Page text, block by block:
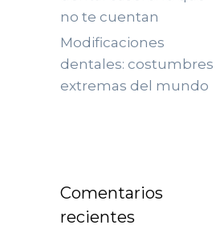
no te cuentan
Modificaciones
dentales: costumbres
extremas del mundo
Comentarios
recientes